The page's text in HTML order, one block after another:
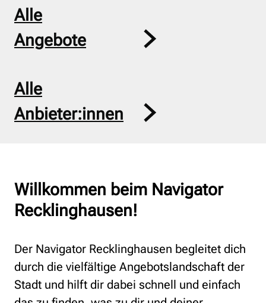
Alle
Angebote
Alle
Anbieter:innen
Willkommen beim Navigator
Recklinghausen!
Der Navigator Recklinghausen begleitet dich
durch die vielfältige Angebotslandschaft der
Stadt und hilft dir dabei schnell und einfach